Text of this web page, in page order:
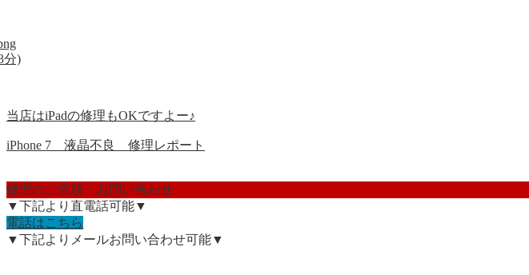
分)
当店はiPadの修理もOKですよー♪
iPhone 7 液晶不良 修理レポート
修理のご依頼・お問い合わせ
▼下記より直電話可能▼
電話はこちら
▼下記よりメールお問い合わせ可能▼